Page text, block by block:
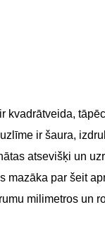
kvadrātveida,
ir šaura,
atsevišķi un
mazāka par šeit
milimetros un